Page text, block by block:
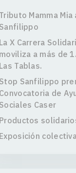
Tributo Mamma
Sanfilippo
La X Carrera
moviliza a más de
Las Tablas.
Stop Sanfilippo
Convocatoria de
Sociales Caser
Productos
Exposición